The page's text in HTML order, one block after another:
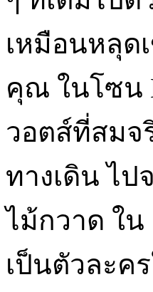
เหมือนหลุด
คุณ ในโซน
วอตส์ที่สมจ
ทางเดิน ไ
ไม้กวาด ใน
เป็นตัวละค